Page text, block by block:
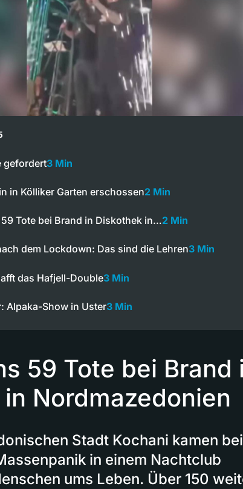
gefordert3 Min
in Kölliker Garten erschossen2 Min
Tote bei Brand in Diskothek in…2 Min
dem Lockdown: Das sind die Lehren3 Min
das Hafjell-Double3 Min
Alpaka-Show in Uster3 Min
59 Tote bei Brand
Nordmazedonien
Stadt Kochani kamen
in einem Nachtclub
ums Leben. Über 150